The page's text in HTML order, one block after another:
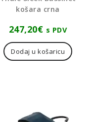
košara crna
247,20€ s PDV
Dodaj u košaricu